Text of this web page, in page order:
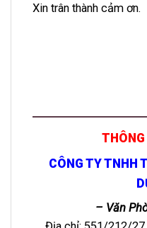
Xin trân thành cảm ơn.
CÔNG TY TNHH
– Văn